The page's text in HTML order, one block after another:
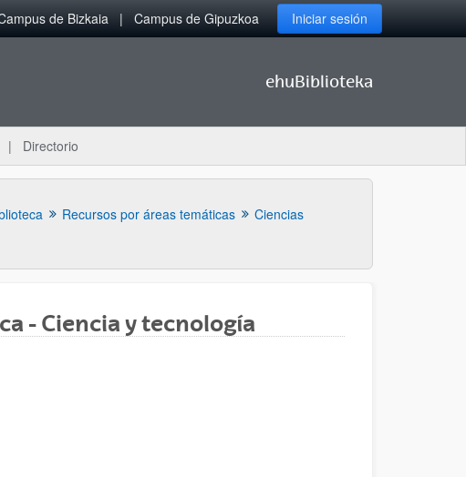
de Bizkaia Campus de Gipuzkoa Iniciar sesión
ehuBiblioteka
Directorio
Recursos por áreas temáticas
Ciencias
- Ciencia y tecnología